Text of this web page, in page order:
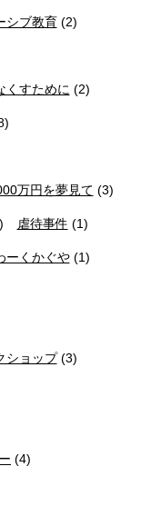
シブ教育(2)
くすために (2)
万円を夢見て (3)
虐待事件 (1)
ーくかぐや(1)
ショップ(3)
(4)